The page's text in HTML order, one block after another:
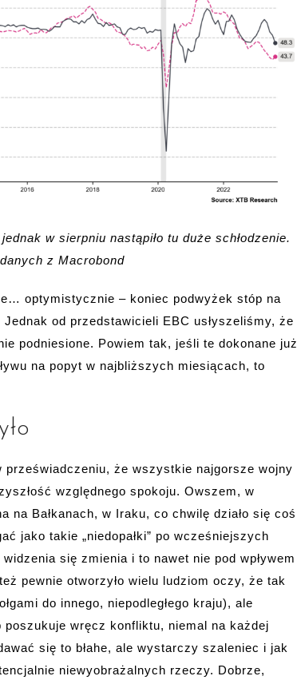
w sierpniu nastąpiło tu duże schłodzenie.
z Macrobond
optymistycznie – koniec podwyżek stóp na
od przedstawicieli EBC usłyszeliśmy, że
podniesione. Powiem tak, jeśli te dokonane już
na popyt w najbliższych miesiącach, to
przeświadczeniu, że wszystkie najgorsze wojny
względnego spokoju. Owszem, w
na Bałkanach, w Iraku, co chwilę działo się coś
jako takie „niedopałki” po wcześniejszych
się zmienia i to nawet nie pod wpływem
pewnie otworzyło wielu ludziom oczy, że tak
do innego, niepodległego kraju), ale
wręcz konfliktu, niemal na każdej
się to błahe, ale wystarczy szaleniec i jak
niewyobrażalnych rzeczy. Dobrze,